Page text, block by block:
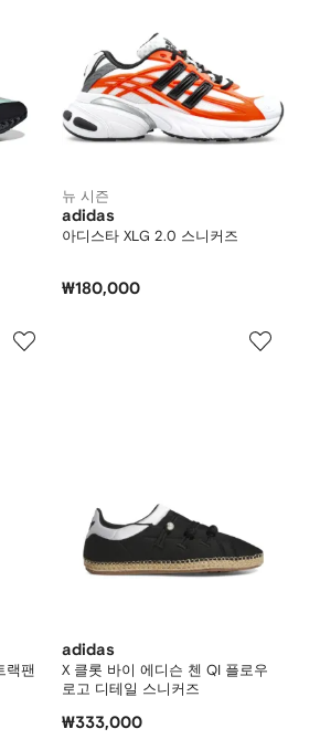
뉴 시즌
adidas
아디스타 XLG 2.0 스니커즈
₩180,000
랙팬
adidas
X 클롯 바이 에디슨 첸 QI 플로우
로고 디테일 스니커즈
₩333,000